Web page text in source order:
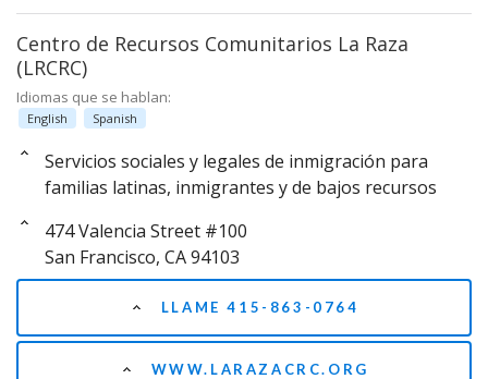
Centro de Recursos Comunitarios La Raza
(LRCRC)
Idiomas que se hablan:
English Spanish
Servicios sociales y legales de inmigración para
familias latinas, inmigrantes y de bajos recursos
474 Valencia Street #100
San Francisco, CA 94103
LLAME 415-863-0764
WWW.LARAZACRC.ORG